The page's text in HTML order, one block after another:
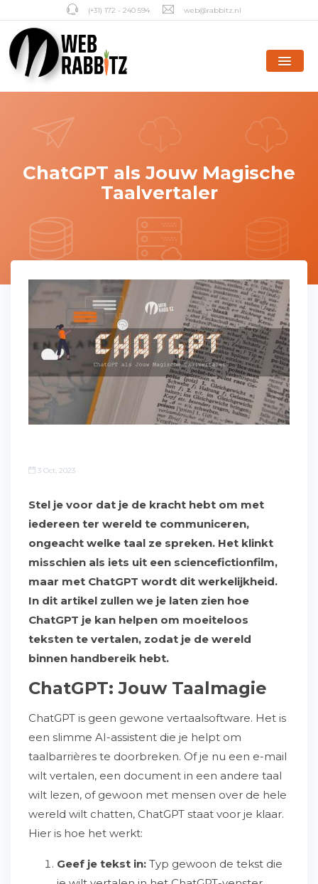
(+31) 172 - 240 594 web@rabbitz.nl
ChatGPT als Jouw Magische
Taalvertaler
3 Oct, 2023
Stel je voor dat je de kracht hebt om met
iedereen ter wereld te communiceren,
ongeacht welke taal ze spreken. Het klinkt
misschien als iets uit een sciencefictionfilm,
maar met ChatGPT wordt dit werkelijkheid.
In dit artikel zullen we je laten zien hoe
ChatGPT je kan helpen om moeiteloos
teksten te vertalen, zodat je de wereld
binnen handbereik hebt.
ChatGPT: Jouw Taalmagie
ChatGPT is geen gewone vertaalsoftware. Het is
een slimme AI-assistent die je helpt om
taalbarrières te doorbreken. Of je nu een e-mail
wilt vertalen, een document in een andere taal
wilt lezen, of gewoon met mensen over de hele
wereld wilt chatten, ChatGPT staat voor je klaar.
Hier is hoe het werkt:
Geef je tekst in: Typ gewoon de tekst die